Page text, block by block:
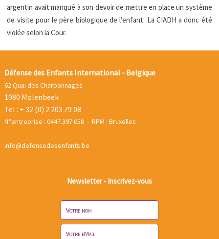
argentin avait manqué à son devoir de mettre en place un système
de visite pour le père biologique de l’enfant. La CIADH a donc été
violée selon la Cour.
Défense des Enfants International - Belgique
62 Quai des Charbonnages
1080 Molenbeek
Tel : + 32 (0) 2 203 79 08
N°entreprise : 0447.397.058 - RPM : Bruxelles
info@defensedesenfants.be
Newsletter - Inscrivez-vous